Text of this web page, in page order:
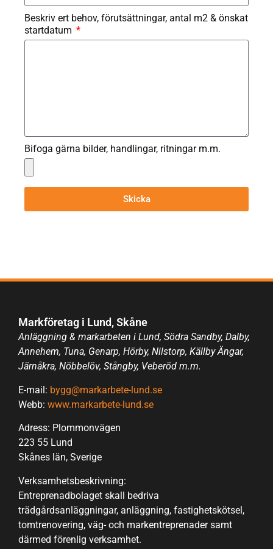
Beskriv ert behov, förutsättningar, antal m2 & önskat
startdatum
Bifoga gärna bilder, handlingar, ritningar m.m.
Skicka
Markföretag i Lund, Skåne
Anläggning & markarbeten i Lund, Södra Sandby, Dalby,
Annehem, Tuna, Genarp, Hörby, Nilstorp, Källby Ängar,
Järnåkra, Nöbbelöv, Stångby, Veberöd m.m.
E-mail: bygg@markarbete-lund.se
Webb: www.markarbete-lund.se
Adress: Plommonvägen
223 55 Lund
Skånes län, Sverige
Verksamhetsbeskrivning:
Entreprenadbolaget skall bedriva
trädgårdsanläggningar, anläggning, fastighetskötsel,
tomtrenovering, väg- och markentreprenader samt
därmed förenlig verksamhet.